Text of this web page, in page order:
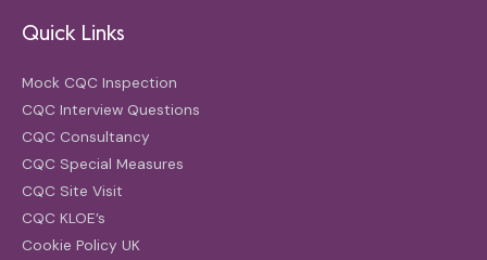
Quick Links
Mock CQC Inspection
CQC Interview Questions
CQC Consultancy
CQC Special Measures
CQC Site Visit
CQC KLOE’s
Cookie Policy UK